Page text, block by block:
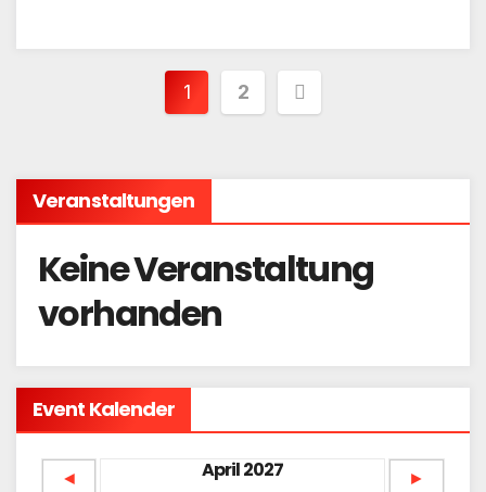
Beiträge
1 2
Veranstaltungen
Keine Veranstaltung
vorhanden
Event Kalender
◄ April 2027 ►